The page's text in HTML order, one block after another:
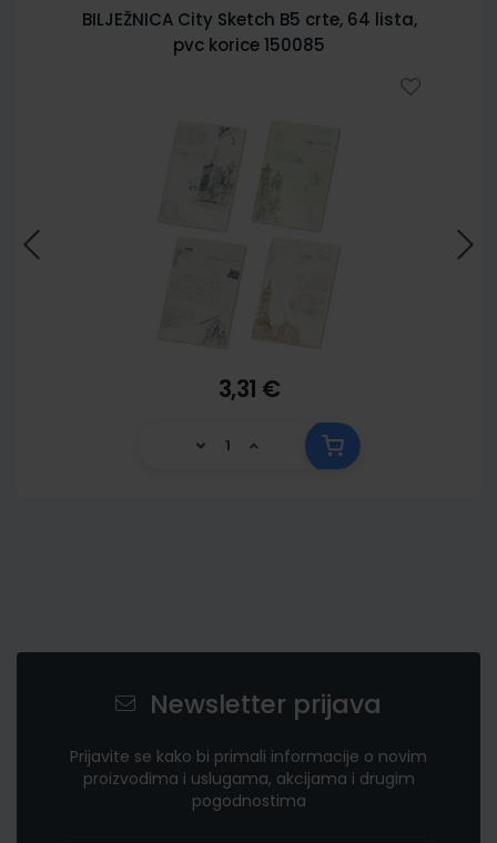
BILJEŽNICA City Sketch B5 crte, 64 lista,
pvc korice 150085
3,31 €
Newsletter prijava
Prijavite se kako bi primali informacije o novim
proizvodima i uslugama, akcijama i drugim
pogodnostima